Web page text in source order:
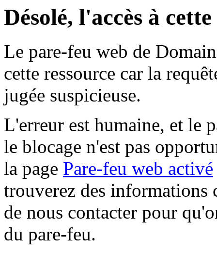
Désolé, l'accès à
Le pare-feu web de
cette ressource car la
jugée suspicieuse.
L'erreur est humaine, et le
le blocage n'est pas
la page Pare-feu web activé
trouverez des informations
de nous contacter pour
du pare-feu.